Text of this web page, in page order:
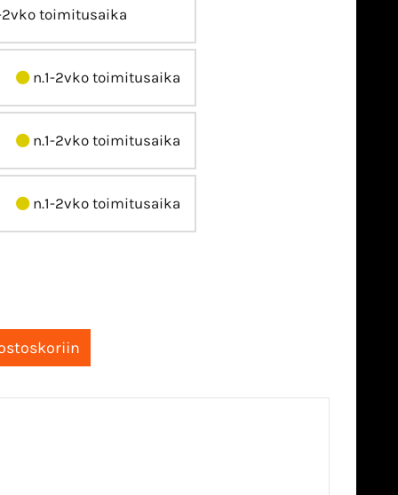
2vko toimitusaika
n.1-2vko toimitusaika
n.1-2vko toimitusaika
n.1-2vko toimitusaika